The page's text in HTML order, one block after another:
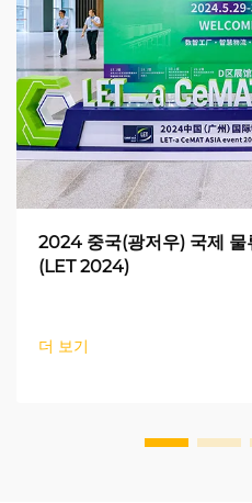
2024 중국(광저우) 국제 물
(LET 2024)
더 보기